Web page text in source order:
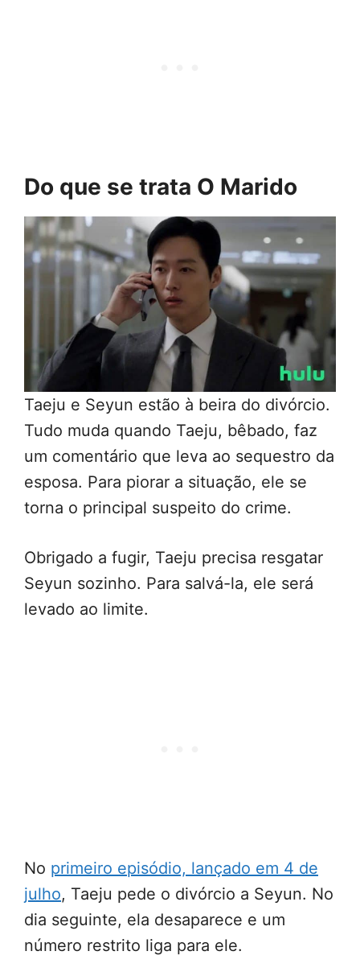
Do que se trata O Marido
Taeju e Seyun estão à beira do divórcio.
Tudo muda quando Taeju, bêbado, faz
um comentário que leva ao sequestro da
esposa. Para piorar a situação, ele se
torna o principal suspeito do crime.
Obrigado a fugir, Taeju precisa resgatar
Seyun sozinho. Para salvá-la, ele será
levado ao limite.
No primeiro episódio, lançado em 4 de
julho, Taeju pede o divórcio a Seyun. No
dia seguinte, ela desaparece e um
número restrito liga para ele.